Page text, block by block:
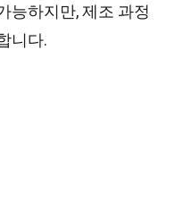
능하지만, 제조 과정
니다.